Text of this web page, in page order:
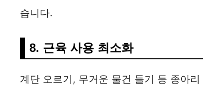
습니다.
8. 근육 사용 최소화
계단 오르기, 무거운 물건 들기 등 종아리